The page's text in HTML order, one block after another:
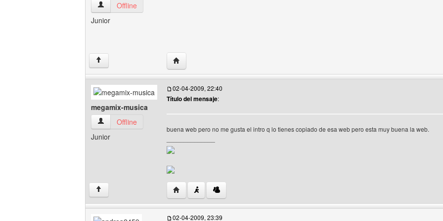
guindows Ver perfil del usuario
Offline
Junior
↑ Visitar sitio web del autor: guindows
megamix-musica
megamix-musica Ver perfil del usuario
Offline
Junior
02-04-2009, 22:40
Título del mensaje:
buena web pero no me gusta el intro q lo tienes copiado de esa web pero esta muy buena la web.
↑ Visitar sitio web del autor: megamix-musica
02-04-2009, 23:39